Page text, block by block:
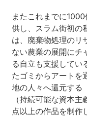
またこれまでに
供し、スラム街初の
は、廃棄物処理のリ
ない農業の展開にチ
る自立も支援してい
たゴミからアートを
地の人々へ還元する
（持続可能な資本
点以上の作品を制作